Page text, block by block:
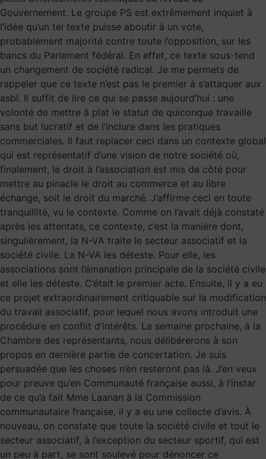
Gouvernement. Le groupe PS est extrêmement inquiet à
l’idée qu’un tel texte puisse aboutir à un vote,
probablement majorité contre toute l’opposition, sur les
bancs du Parlement fédéral. En effet, ce texte sous-tend
un changement de société radical. Je me permets de
rappeler que ce texte n’est pas le premier à s’attaquer aux
asbl. Il suffit de lire ce qui se passe aujourd’hui : une
volonté de mettre à plat le statut de quiconque travaille
sans but lucratif et de l’inclure dans les pratiques
commerciales. Il faut replacer ceci dans un contexte global
qui est représentatif d’une vision de notre société où,
finalement, le droit à l’association est mis de côté pour
mettre au pinacle le droit au commerce et au libre
échange, soit le droit du marché. J’affirme ceci en toute
tranquillité, vu le contexte. Comme on l’avait déjà constaté
après les attentats, ce contexte, c’est la manière dont,
singulièrement, la N-VA traite le secteur associatif et la
société civile. La N-VA les déteste. Pour elle, les
associations sont l’émanation principale de la société civile
et elle les déteste. C’était le premier acte. Ensuite, il y a eu
ce projet extraordinairement critiquable sur la modification
du travail associatif, pour lequel nous avons introduit une
procédure en conflit d’intérêts. La semaine prochaine, à la
Chambre des représentants, nous délibérerons à son
propos en dernière partie de concertation. Je suis
persuadée que les choses n’en resteront pas là. J’en veux
pour preuve qu’en Communauté française aussi, à l’instar
de ce qu’a fait Mme Laanan à la Commission
communautaire française, il y a eu une collecte d’avis. À
nouveau, on constate que toute la société civile et tout le
secteur associatif, à l’exception du secteur sportif, qui est
un peu à part, se sont soulevé pour dénoncer ce